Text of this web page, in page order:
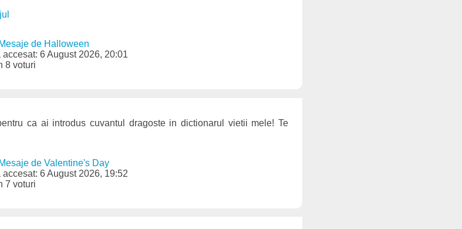
Mesaje de Halloween
accesat: 6 August 2026, 20:01
8 voturi
ca ai introdus cuvantul dragoste in dictionarul vietii mele! Te
Mesaje de Valentine's Day
accesat: 6 August 2026, 19:52
7 voturi